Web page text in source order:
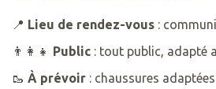
📍 Lieu de rendez-vous :
👨‍👩‍👧 Public : tout public, adapté
🥾 À prévoir : chaussures